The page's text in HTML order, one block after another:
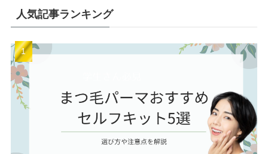
人気記事ランキング